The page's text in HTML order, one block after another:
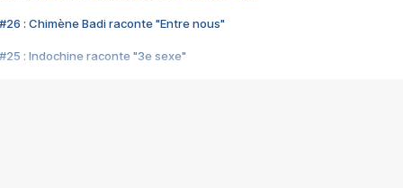
#26 : Chimène Badi raconte "Entre nous"
#25 : Indochine raconte "3e sexe"